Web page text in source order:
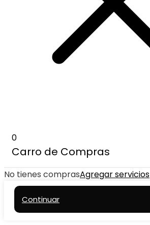
0
Carro de Compras
No tienes comprasAgregar servicios
Continuar